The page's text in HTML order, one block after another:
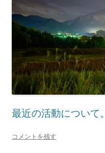
最近の活動について。
コメントを残す